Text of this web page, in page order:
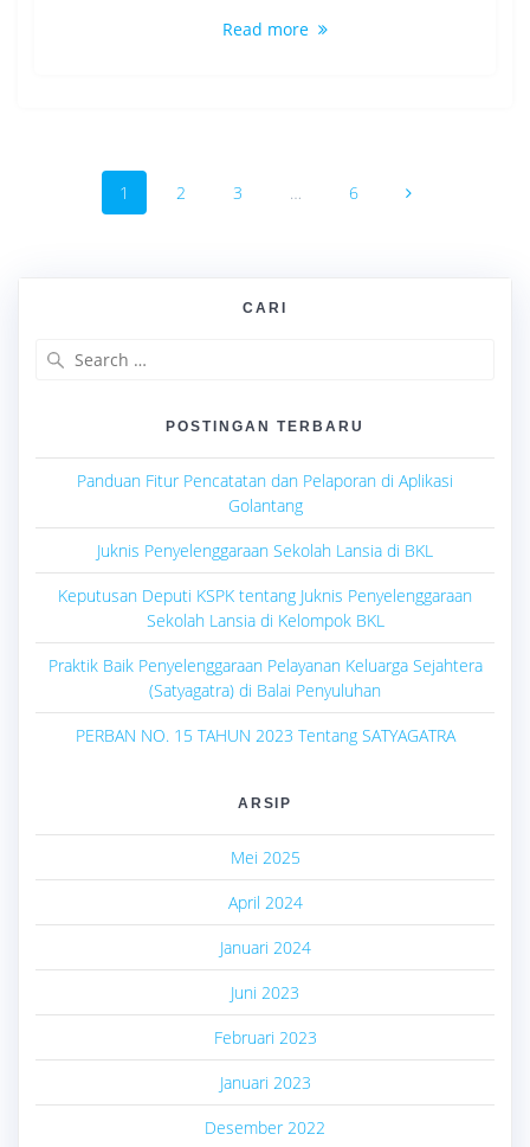
Read more
Posts
navigation
Page
1 Page
2 Page
3 … Page
6
CARI
POSTINGAN TERBARU
Panduan Fitur Pencatatan dan Pelaporan di Aplikasi
Golantang
Juknis Penyelenggaraan Sekolah Lansia di BKL
Keputusan Deputi KSPK tentang Juknis Penyelenggaraan
Sekolah Lansia di Kelompok BKL
Praktik Baik Penyelenggaraan Pelayanan Keluarga Sejahtera
(Satyagatra) di Balai Penyuluhan
PERBAN NO. 15 TAHUN 2023 Tentang SATYAGATRA
ARSIP
Mei 2025
April 2024
Januari 2024
Juni 2023
Februari 2023
Januari 2023
Desember 2022